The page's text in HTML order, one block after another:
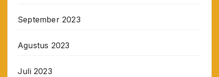
September 2023
Agustus 2023
Juli 2023